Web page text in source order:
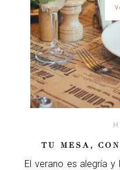
TU MESA,
El verano es alegría y